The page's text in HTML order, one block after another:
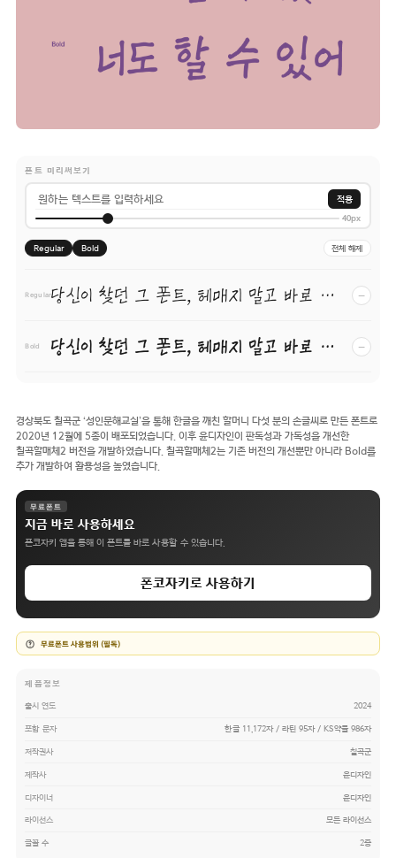
폰트 미리써보기
적용
40px
Regular Bold 전체 해제
Regular 당신이 찾던 그 폰트, 헤매지 말고 바로 폰코! −
Bold 당신이 찾던 그 폰트, 헤매지 말고 바로 폰코! −
경상북도 칠곡군 ‘성인문해교실’을 통해 한글을 깨친 할머니 다섯 분의 손글씨로 만든 폰트로
2020년 12월에 5종이 배포되었습니다. 이후 윤디자인이 판독성과 가독성을 개선한
칠곡할매체2 버전을 개발하였습니다. 칠곡할매체2는 기존 버전의 개선뿐만 아니라 Bold를
추가 개발하여 활용성을 높였습니다.
무료폰트
지금 바로 사용하세요
폰코자키 앱을 통해 이 폰트를 바로 사용할 수 있습니다.
폰코자키로 사용하기
무료폰트 사용범위 (필독)
제품정보
출시 연도 2024
포함 문자 한글 11,172자 / 라틴 95자 / KS약물 986자
저작권사 칠곡군
제작사 윤디자인
디자이너 윤디자인
라이선스 모든 라이선스
글꼴 수 2종